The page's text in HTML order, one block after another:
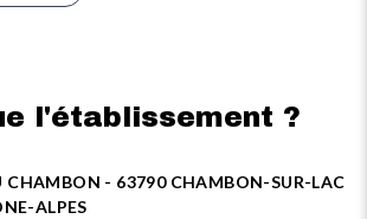
l'établissement ?
CHAMBON - 63790 CHAMBON-SUR-LAC
ALPES